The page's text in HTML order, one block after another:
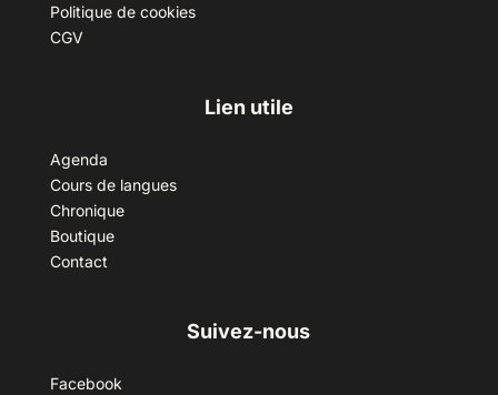
Politique de cookies
CGV
Lien utile
Agenda
Cours de langues
Chronique
Boutique
Contact
Suivez-nous
Facebook